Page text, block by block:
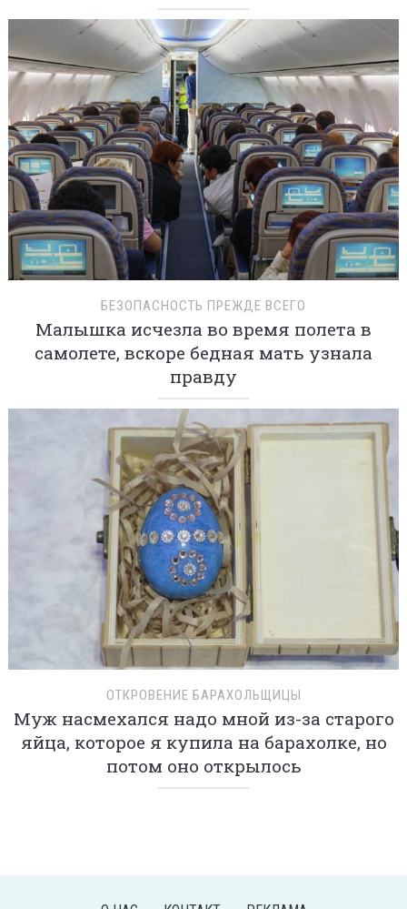
БЕЗОПАСНОСТЬ ПРЕЖДЕ ВСЕГО
Малышка исчезла во время полета в
самолете, вскоре бедная мать узнала
правду
ОТКРОВЕНИЕ БАРАХОЛЬЩИЦЫ
Муж насмехался надо мной из-за старого
яйца, которое я купила на барахолке, но
потом оно открылось